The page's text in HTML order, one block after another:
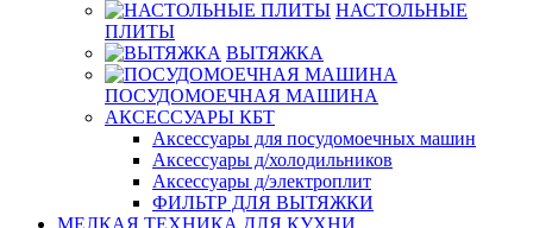
НАСТОЛЬНЫЕ
ПЛИТЫ
ВЫТЯЖКА
ПОСУДОМОЕЧНАЯ МАШИНА
АКСЕССУАРЫ КБТ
Аксессуары для посудомоечных машин
Аксессуары д/холодильников
Аксессуары д/электроплит
ФИЛЬТР ДЛЯ ВЫТЯЖКИ
МЕЛКАЯ ТЕХНИКА ДЛЯ КУХНИ